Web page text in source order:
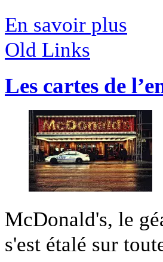
En savoir plus
Old Links
Les cartes de
McDonald's, le
s'est étalé sur